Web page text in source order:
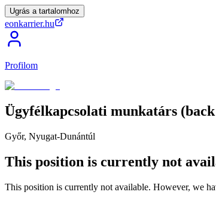
Ugrás a tartalomhoz
eonkarrier.hu
Profilom
Ügyfélkapcsolati munkatárs (back
Győr, Nyugat-Dunántúl
This position is currently not
This position is currently not available. However, we